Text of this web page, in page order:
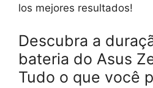
los mejores resultados!
Descubra a
bateria do Asus
Tudo o que você